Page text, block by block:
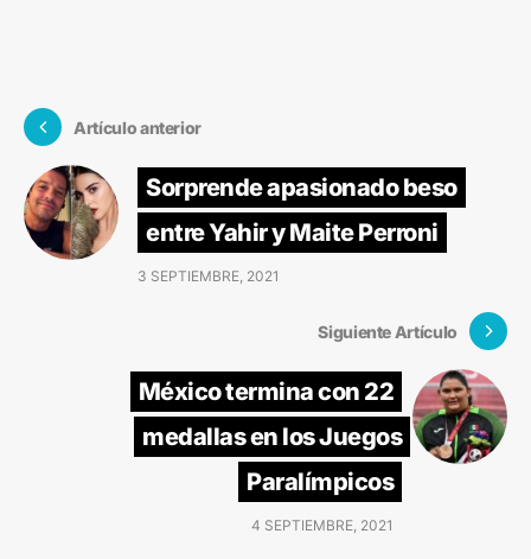
Artículo anterior
Sorprende apasionado beso
entre Yahir y Maite Perroni
3 SEPTIEMBRE, 2021
Siguiente Artículo
México termina con 22
medallas en los Juegos
Paralímpicos
4 SEPTIEMBRE, 2021